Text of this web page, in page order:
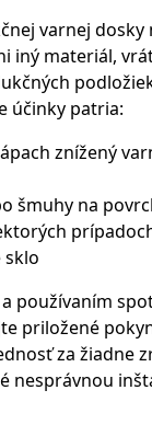
varnej
iný materiál,
účinky patria:
znížený
šmuhy na
sklo
používaním
priložené
za žiadne
nesprávnou